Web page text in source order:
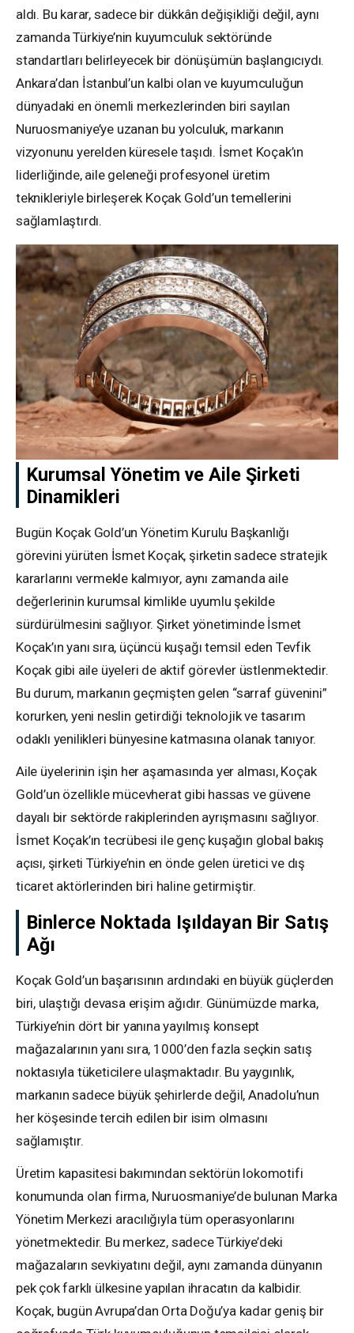
aldı. Bu karar, sadece bir dükkân değişikliği değil, aynı
zamanda Türkiye’nin kuyumculuk sektöründe
standartları belirleyecek bir dönüşümün başlangıcıydı.
Ankara’dan İstanbul’un kalbi olan ve kuyumculuğun
dünyadaki en önemli merkezlerinden biri sayılan
Nuruosmaniye’ye uzanan bu yolculuk, markanın
vizyonunu yerelden küresele taşıdı. İsmet Koçak’ın
liderliğinde, aile geleneği profesyonel üretim
teknikleriyle birleşerek Koçak Gold’un temellerini
sağlamlaştırdı.
Kurumsal Yönetim ve Aile Şirketi
Dinamikleri
Bugün Koçak Gold’un Yönetim Kurulu Başkanlığı
görevini yürüten İsmet Koçak, şirketin sadece stratejik
kararlarını vermekle kalmıyor, aynı zamanda aile
değerlerinin kurumsal kimlikle uyumlu şekilde
sürdürülmesini sağlıyor. Şirket yönetiminde İsmet
Koçak’ın yanı sıra, üçüncü kuşağı temsil eden Tevfik
Koçak gibi aile üyeleri de aktif görevler üstlenmektedir.
Bu durum, markanın geçmişten gelen “sarraf güvenini”
korurken, yeni neslin getirdiği teknolojik ve tasarım
odaklı yenilikleri bünyesine katmasına olanak tanıyor.
Aile üyelerinin işin her aşamasında yer alması, Koçak
Gold’un özellikle mücevherat gibi hassas ve güvene
dayalı bir sektörde rakiplerinden ayrışmasını sağlıyor.
İsmet Koçak’ın tecrübesi ile genç kuşağın global bakış
açısı, şirketi Türkiye’nin en önde gelen üretici ve dış
ticaret aktörlerinden biri haline getirmiştir.
Binlerce Noktada Işıldayan Bir Satış
Ağı
Koçak Gold’un başarısının ardındaki en büyük güçlerden
biri, ulaştığı devasa erişim ağıdır. Günümüzde marka,
Türkiye’nin dört bir yanına yayılmış konsept
mağazalarının yanı sıra, 1000’den fazla seçkin satış
noktasıyla tüketicilere ulaşmaktadır. Bu yaygınlık,
markanın sadece büyük şehirlerde değil, Anadolu’nun
her köşesinde tercih edilen bir isim olmasını
sağlamıştır.
Üretim kapasitesi bakımından sektörün lokomotifi
konumunda olan firma, Nuruosmaniye’de bulunan Marka
Yönetim Merkezi aracılığıyla tüm operasyonlarını
yönetmektedir. Bu merkez, sadece Türkiye’deki
mağazaların sevkiyatını değil, aynı zamanda dünyanın
pek çok farklı ülkesine yapılan ihracatın da kalbidir.
Koçak, bugün Avrupa’dan Orta Doğu’ya kadar geniş bir